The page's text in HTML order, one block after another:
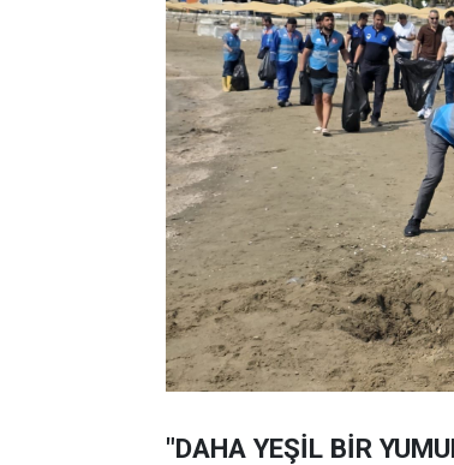
"DAHA YEŞİL BİR